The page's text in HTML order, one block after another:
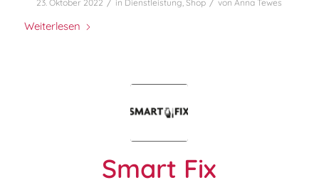
23. Oktober 2022 in Dienstleistung,Shop vonAnna Tewes
Weiterlesen
Smart Fix